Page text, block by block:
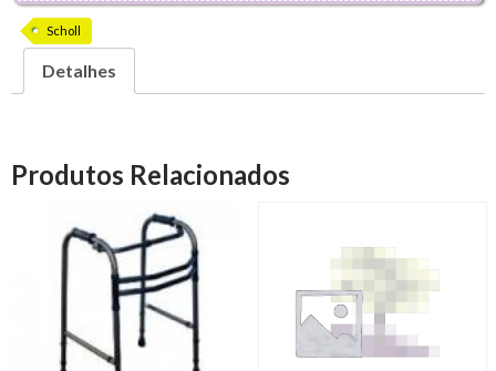
Scholl
Detalhes
Produtos Relacionados